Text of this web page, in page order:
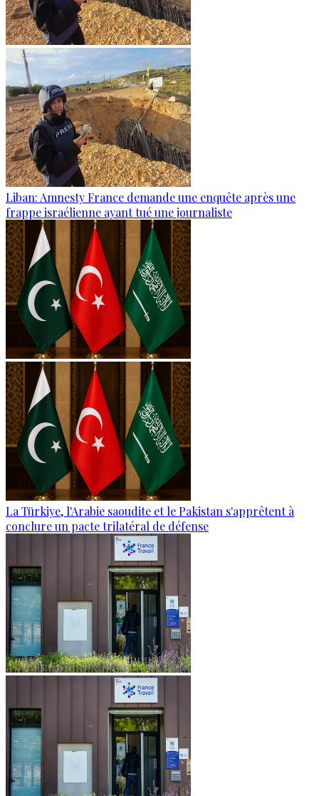
Liban: Amnesty France demande une enquête après une
frappe israélienne ayant tué une journaliste
La Türkiye, l'Arabie saoudite et le Pakistan s'apprêtent à
conclure un pacte trilatéral de défense